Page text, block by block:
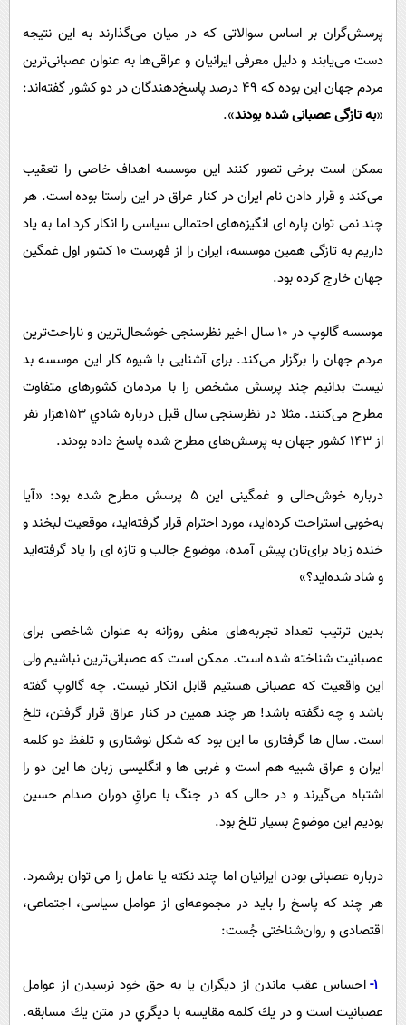
بین الملل
سیاست خارجی
پرسش‌گران بر اساس سوالاتی که در میان می‌گذارند به این نتیجه
دست می‌یابند و دلیل معرفی ایرانیان و عراقی‌ها به عنوان عصبانی‌ترین
مردم جهان این بوده که ۴۹ درصد پاسخ‌دهندگان در دو کشور گفته‌اند:
«به تازگی عصبانی شده بودند».
ممکن است برخی تصور کنند این موسسه اهداف خاصی را تعقیب
می‌کند و قرار دادن نام ایران در کنار عراق در این راستا بوده است. هر
چند نمی توان پاره ای انگیزه‌های احتمالی سیاسی را انکار کرد اما به یاد
داریم به تازگی همین موسسه، ایران را از فهرست 10 کشور اول غمگین
جهان خارج کرده بود.
موسسه گالوپ در 10 سال اخیر نظرسنجی خوشحال‌ترین و ناراحت‌ترین
مردم جهان را برگزار می‌کند. برای آشنایی با شیوه کار این موسسه بد
نیست بدانیم چند پرسش مشخص را با مردمان کشورهای متفاوت
مطرح می‌کنند. مثلا در نظرسنجی سال قبل درباره شادي ۱۵۳هزار نفر
از ۱۴۳ کشور جهان به پرسش‌های مطرح شده پاسخ داده بودند.
درباره خوش‌حالی و غمگینی این 5 پرسش مطرح شده بود: «آیا
به‌خوبی استراحت کرده‌اید، مورد احترام قرار گرفته‌اید، موقعیت لبخند و
خنده زیاد برای‌تان پیش آمده، موضوع جالب و تازه ای را یاد گرفته‌اید
و شاد شده‌اید؟»
بدین ترتیب تعداد تجربه‌های منفی روزانه به عنوان شاخصی برای
عصبانیت شناخته شده است. ممکن است که عصبانی‌ترین نباشیم ولی
این واقعیت که عصبانی هستیم قابل انکار نیست. چه گالوپ گفته
باشد و چه نگفته باشد! هر چند همین در کنار عراق قرار گرفتن، تلخ
است. سال ها گرفتاری ما این بود که شکل نوشتاری و تلفظ دو کلمه
ایران و عراق شبیه هم است و غربی ها و انگلیسی زبان ها این دو را
اشتباه می‌گیرند و در حالی که در جنگ با عراقِ دوران صدام حسین
بودیم این موضوع بسیار تلخ بود.
درباره عصبانی بودن ایرانیان اما چند نکته یا عامل را می توان برشمرد.
هر چند که پاسخ را باید در مجموعه‌ای از عوامل سیاسی، اجتماعی،
اقتصادی و روان‌شناختی جُست:
احساس عقب ماندن از دیگران یا به حق خود نرسیدن از عوامل
عصبانیت است و در يك كلمه مقايسه با ديگري در متن يك مسابقه.